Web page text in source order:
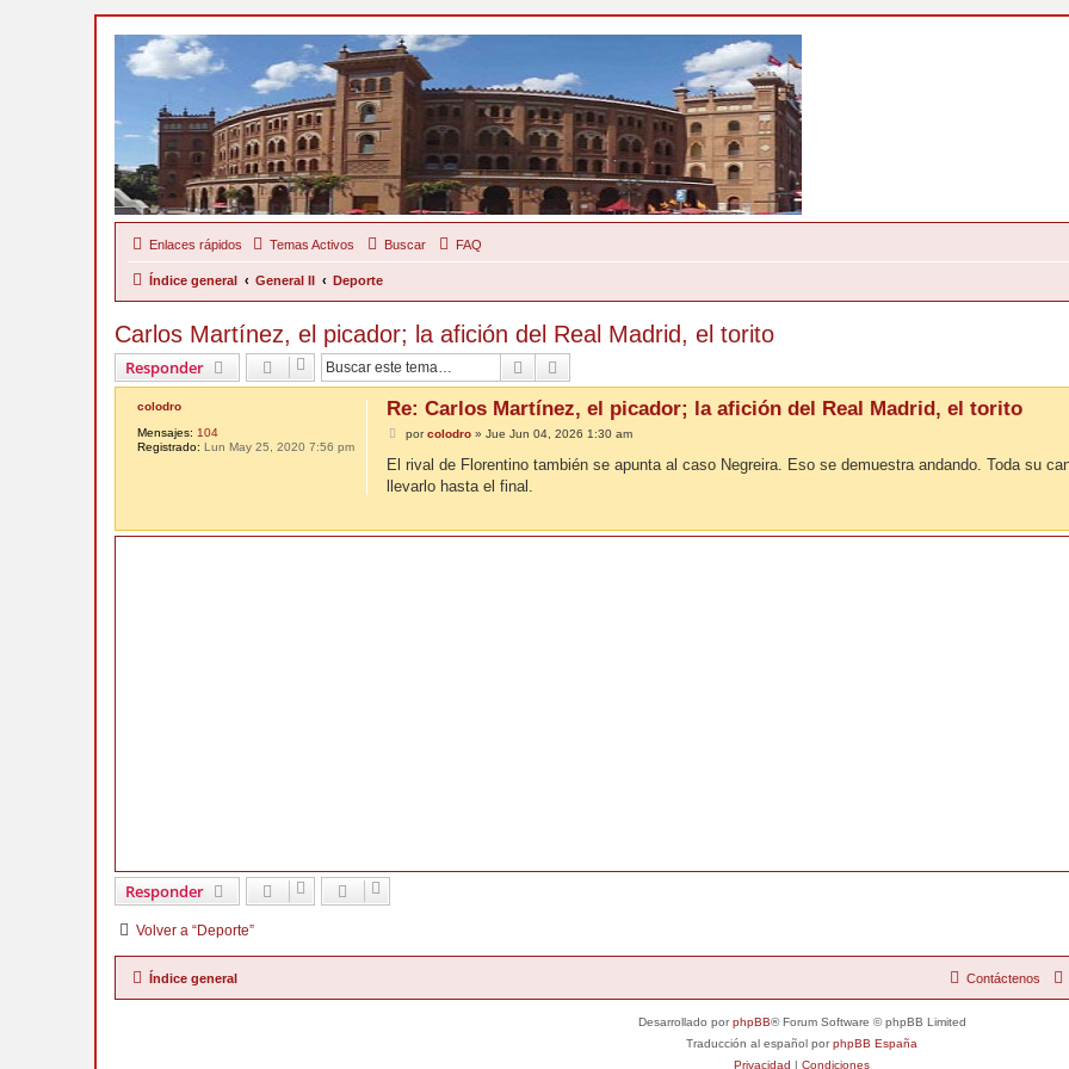
Enlaces rápidos Temas Activos Buscar FAQ
Índice general General II Deporte
Carlos Martínez, el picador; la afición del Real Madrid, el torito
Responder Buscar
colodro
Mensajes: 104
Registrado: Lun May 25, 2020 7:56 pm
Re: Carlos Martínez, el picador; la afición del Real Madrid, el torito
M
n
a
porcolodro» Jue Jun 04, 2026 1:30 am
El rival de Florentino también se apunta al caso Negreira. Eso se demuestra andando. Toda su
llevarlo hasta el final.
Responder
Volver a “Deporte”
Índice general Contáctenos
Desarrollado porphpBB® Forum Software © phpBB Limited
Traducción al español porphpBB España
Privacidad | Condiciones